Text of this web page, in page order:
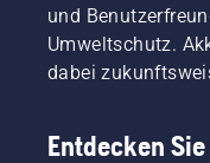
und
Umweltschutz.
dabei
Entdecken